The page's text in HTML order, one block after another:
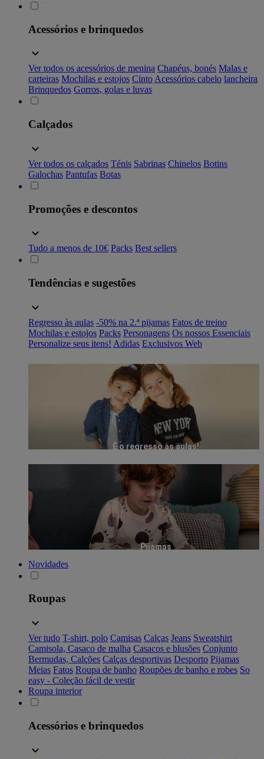
Acessórios e brinquedos
Ver todos os acessórios de menina Chapéus, bonés Malas e
carteiras Mochilas e estojos Cinto Acessórios cabelo lancheira
Brinquedos Gorros, golas e luvas
Calçados
Ver todos os calçados Ténis Sabrinas Chinelos Botins
Galochas Pantufas Botas
Promoções e descontos
Tudo a menos de 10€ Packs Best sellers
Tendências e sugestões
Regresso às aulas -50% na 2.ª pijamas Fatos de treino
Mochilas e estojos Packs Personagens Os nossos Essenciais
Personalize seus itens! Adidas Exclusivos Web
É o regresso às aulas!
Pijamas
Novidades
Roupas
Ver tudo T-shirt, polo Camisas Calças Jeans Sweatshirt
Camisola, Casaco de malha Casacos e blusões Conjunto
Bermudas, Calções Calças desportivas Desporto Pijamas
Meias Fatos Roupa de banho Roupões de banho e robes So
easy - Coleção fácil de vestir
Roupa interior
Acessórios e brinquedos